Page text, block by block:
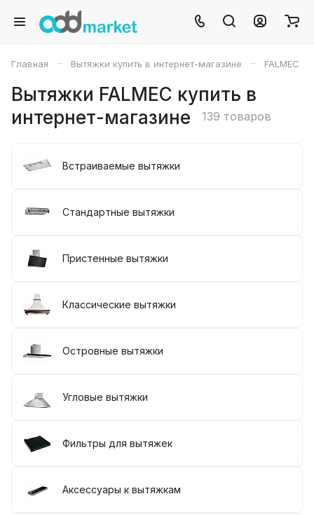
Главная – Вытяжки купить в интернет-магазине – FALMEC
Вытяжки FALMEC купить в
интернет-магазине
139 товаров
Встраиваемые вытяжки
Стандартные вытяжки
Пристенные вытяжки
Классические вытяжки
Островные вытяжки
Угловые вытяжки
Фильтры для вытяжек
Аксессуары к вытяжкам